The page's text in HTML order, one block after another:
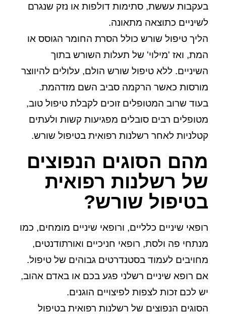
בעקבות עששת, סתימות דולפות או נזק שנגרם
לשיניים כתוצאה מתאונה.
הליך טיפול שורש כולל הסרת החומר הגוסס או
המת, ואז 'מילוי' של תעלות השורש בתוך
השיניים. ללא טיפול שורש הולם, עלולים להיווצר
מורסות כאשר הרקמה סביב השם מזדהמת.
בעוד שרוב המטופלים זוכים לקבלת טיפול טוב,
מטופלים רבים סובלים מפגיעות קשות ולעתים
קטלניות לאחר רשלנות רפואית בטיפול שורש.
מהם הסוגים הנפוצים
של רשלנות רפואית
בטיפול שורש?
רופאי שיניים כלליים, ורופאי שיניים מומחים, כמו
מנתחי פה ולסת, רופאי חניכיים ואורתודנטים,
מחויבים לעמוד בסטנדרטים גבוהים של טיפול.
אם רופא שיניים רשלני פגע בכם או באדם אהוב,
יש לכם זכות לצפות לפיצויים הוגנים.
הסוגים הנפוצים של רשלנות רפואית בטיפול